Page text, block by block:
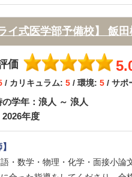
わないか不安なる時もありまし
ート体制】
トの後には担当講師との面談が
師のグレードによって値段は変
ードが下の方であれば一般的な
イ式医学部予備校】 飯
価
/ カリキュラム: 5 / 環境: 5 / サポ
学年：浪人 ～ 浪人
年度
・数学・物理・化学・面接小論